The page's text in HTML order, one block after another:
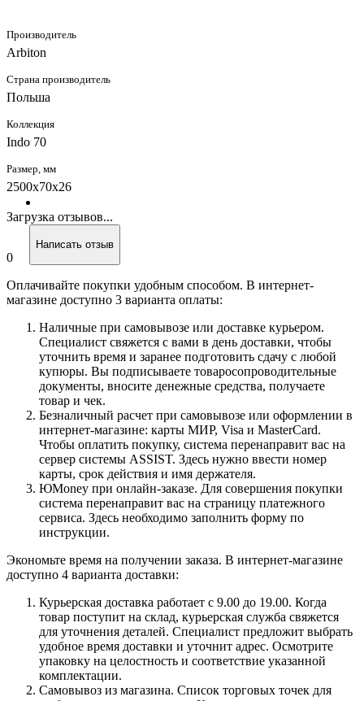
Производитель
Arbiton
Страна производитель
Польша
Коллекция
Indo 70
Размер, мм
2500x70x26
Загрузка отзывов...
0
Написать отзыв
Оплачивайте покупки удобным способом. В интернет-
магазине доступно 3 варианта оплаты:
Наличные при самовывозе или доставке курьером.
Специалист свяжется с вами в день доставки, чтобы
уточнить время и заранее подготовить сдачу с любой
купюры. Вы подписываете товаросопроводительные
документы, вносите денежные средства, получаете
товар и чек.
Безналичный расчет при самовывозе или оформлении в
интернет-магазине: карты МИР, Visa и MasterCard.
Чтобы оплатить покупку, система перенаправит вас на
сервер системы ASSIST. Здесь нужно ввести номер
карты, срок действия и имя держателя.
ЮMoney при онлайн-заказе. Для совершения покупки
система перенаправит вас на страницу платежного
сервиса. Здесь необходимо заполнить форму по
инструкции.
Экономьте время на получении заказа. В интернет-магазине
доступно 4 варианта доставки:
Курьерская доставка работает с 9.00 до 19.00. Когда
товар поступит на склад, курьерская служба свяжется
для уточнения деталей. Специалист предложит выбрать
удобное время доставки и уточнит адрес. Осмотрите
упаковку на целостность и соответствие указанной
комплектации.
Самовывоз из магазина. Список торговых точек для